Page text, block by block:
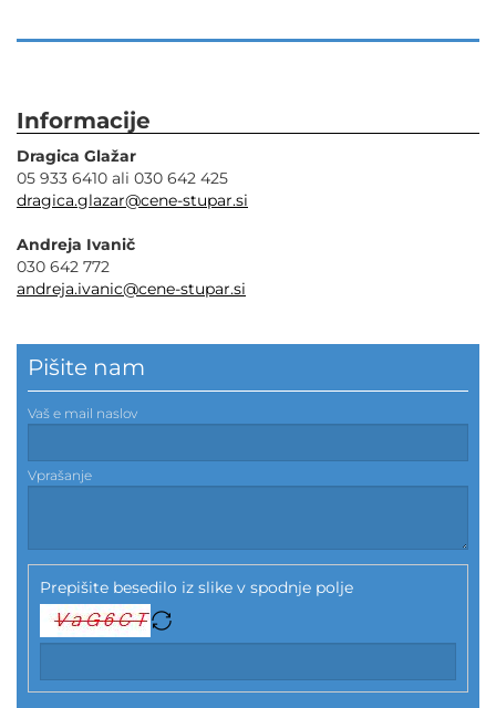
Informacije
Dragica Glažar
05 933 6410 ali 030 642 425
dragica.glazar@cene-stupar.si
Andreja Ivanič
030 642 772
andreja.ivanic@cene-stupar.si
Pišite nam
Vaš e mail naslov
Vprašanje
Prepišite besedilo iz slike v spodnje polje